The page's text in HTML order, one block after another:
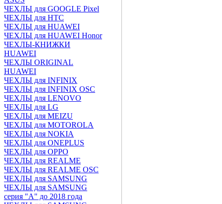
ЧЕХЛЫ для GOOGLE Pixel
ЧЕХЛЫ для HTC
ЧЕХЛЫ для HUAWEI
ЧЕХЛЫ для HUAWEI Honor
ЧЕХЛЫ-КНИЖКИ
HUAWEI
ЧЕХЛЫ ORIGINAL
HUAWEI
ЧЕХЛЫ для INFINIX
ЧЕХЛЫ для INFINIX OSC
ЧЕХЛЫ для LENOVO
ЧЕХЛЫ для LG
ЧЕХЛЫ для MEIZU
ЧЕХЛЫ для MOTOROLA
ЧЕХЛЫ для NOKIA
ЧЕХЛЫ для ONEPLUS
ЧЕХЛЫ для OPPO
ЧЕХЛЫ для REALME
ЧЕХЛЫ для REALME OSC
ЧЕХЛЫ для SAMSUNG
ЧЕХЛЫ для SAMSUNG
серия "A" до 2018 года